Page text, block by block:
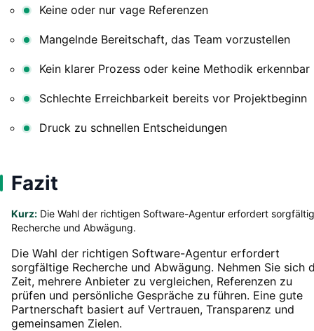
Keine oder nur vage Referenzen
Mangelnde Bereitschaft, das Team vorzustellen
Kein klarer Prozess oder keine Methodik erkennbar
Schlechte Erreichbarkeit bereits vor Projektbeginn
Druck zu schnellen Entscheidungen
Fazit
Kurz: Die Wahl der richtigen Software-Agentur erfordert
Recherche und Abwägung.
Die Wahl der richtigen Software-Agentur erfordert
sorgfältige Recherche und Abwägung. Nehmen Sie sich
Zeit, mehrere Anbieter zu vergleichen, Referenzen zu
prüfen und persönliche Gespräche zu führen. Eine gute
Partnerschaft basiert auf Vertrauen, Transparenz und
gemeinsamen Zielen.